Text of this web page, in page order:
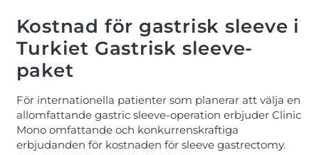
Kostnad för gastrisk sleeve i
Turkiet Gastrisk sleeve-
paket
För internationella patienter som planerar att välja en
allomfattande gastric sleeve-operation erbjuder Clinic
Mono omfattande och konkurrenskraftiga
erbjudanden för kostnaden för sleeve gastrectomy.